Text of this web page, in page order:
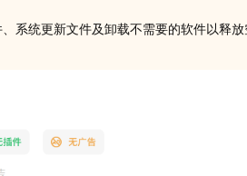
系统更新文件及卸载不需要的软件以释放